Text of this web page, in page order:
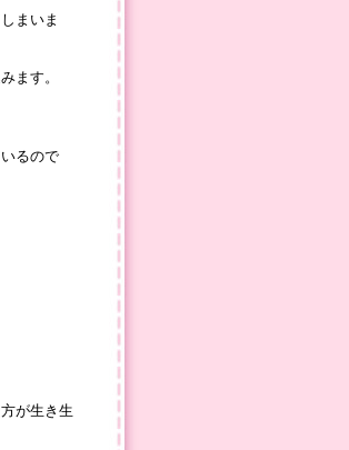
まいま
ます。
るので
が生き生